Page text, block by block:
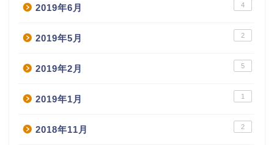
2019年6月 4
2019年5月 2
2019年2月 5
2019年1月 1
2018年11月 2